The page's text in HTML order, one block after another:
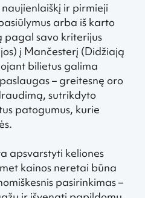
ir pirmieji
arba iš karto
pagal savo kriterijus
į Mančesterį (Didžiają
bilietus galima
– greitesnę oro
sutrikdyto
patogumus, kurie
apsvarstyti keliones
kainos neretai būna
pasirinkimas –